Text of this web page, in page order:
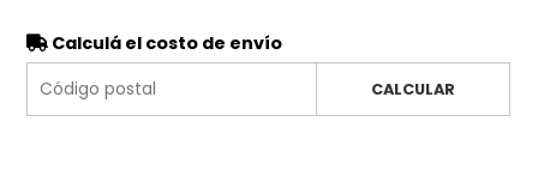
Calculá el costo de envío
CALCULAR